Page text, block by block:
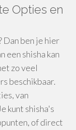
Opties en
Dan ben je hier
een shisha kan
zo veel
beschikbaar.
van
kunt shisha's
of direct